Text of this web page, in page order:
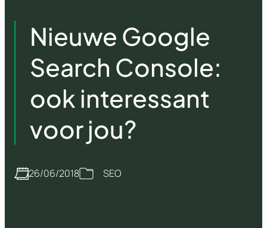
Nieuwe Google
Search Console:
ook interessant
voor jou?
26/06/2018 SEO